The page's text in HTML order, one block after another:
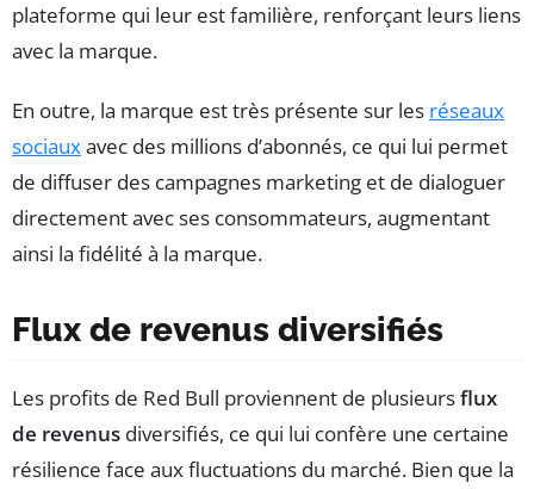
plateforme qui leur est familière, renforçant leurs liens
avec la marque.
En outre, la marque est très présente sur les réseaux
sociauxavec des millions d’abonnés, ce qui lui permet
de diffuser des campagnes marketing et de dialoguer
directement avec ses consommateurs, augmentant
ainsi la fidélité à la marque.
Flux de revenus diversifiés
Les profits de Red Bull proviennent de plusieursflux
de revenus diversifiés, ce qui lui confère une certaine
résilience face aux fluctuations du marché. Bien que la